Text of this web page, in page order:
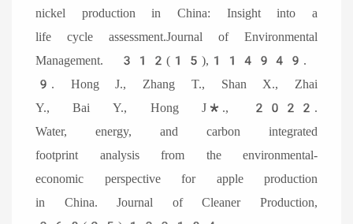
nickel production in China: Insight into a
life cycle assessment.Journal of Environmental
Management. 312(15),114949.
9. Hong J., Zhang T., Shan X., Zhai
Y., Bai Y., Hong J*., 2022.
Water, energy, and carbon integrated
footprint analysis from the environmental-
economic perspective for apple production
in China. Journal of Cleaner Production,